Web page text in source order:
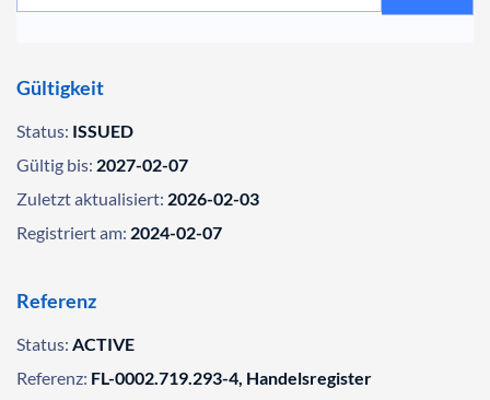
Gültigkeit
Status: ISSUED
Gültig bis: 2027-02-07
Zuletzt aktualisiert: 2026-02-03
Registriert am: 2024-02-07
Referenz
Status: ACTIVE
Referenz: FL-0002.719.293-4, Handelsregister